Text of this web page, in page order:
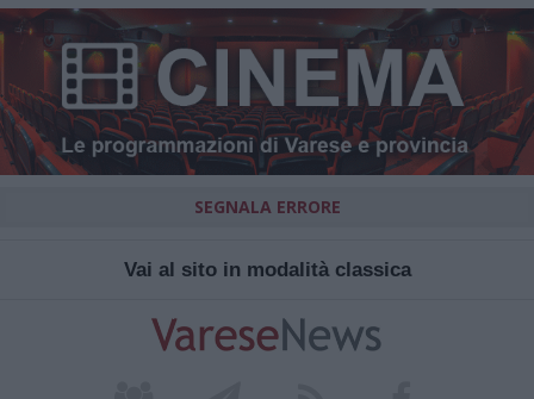
SEGNALA ERRORE
Vai al sito in modalità classica